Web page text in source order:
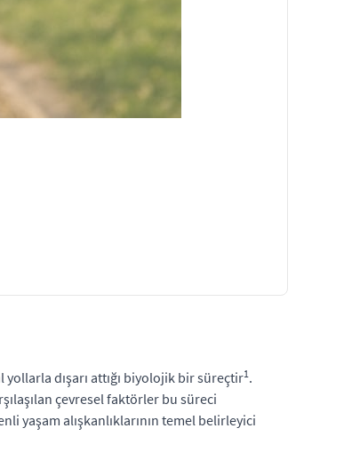
dışarı attığı biyolojik bir süreçtir1.
çevresel faktörler bu süreci
yaşam alışkanlıklarının temel belirleyici